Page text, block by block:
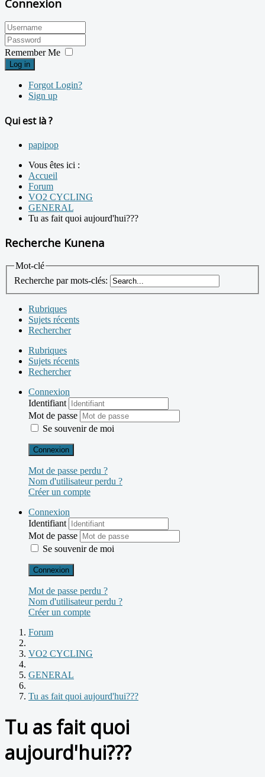
Connexion
Remember Me
Log in
Forgot Login?
Sign up
Qui est là ?
papipop
Vous êtes ici :
Accueil
Forum
VO2 CYCLING
GENERAL
Tu as fait quoi aujourd'hui???
Recherche Kunena
Mot-clé
Recherche par mots-clés:
Rubriques
Sujets récents
Rechercher
Rubriques
Sujets récents
Rechercher
Connexion
Identifiant
Mot de passe
Se souvenir de moi
Connexion
Mot de passe perdu ?
Nom d'utilisateur perdu ?
Créer un compte
Connexion
Identifiant
Mot de passe
Se souvenir de moi
Connexion
Mot de passe perdu ?
Nom d'utilisateur perdu ?
Créer un compte
Forum
VO2 CYCLING
GENERAL
Tu as fait quoi aujourd'hui???
Tu as fait quoi
aujourd'hui???